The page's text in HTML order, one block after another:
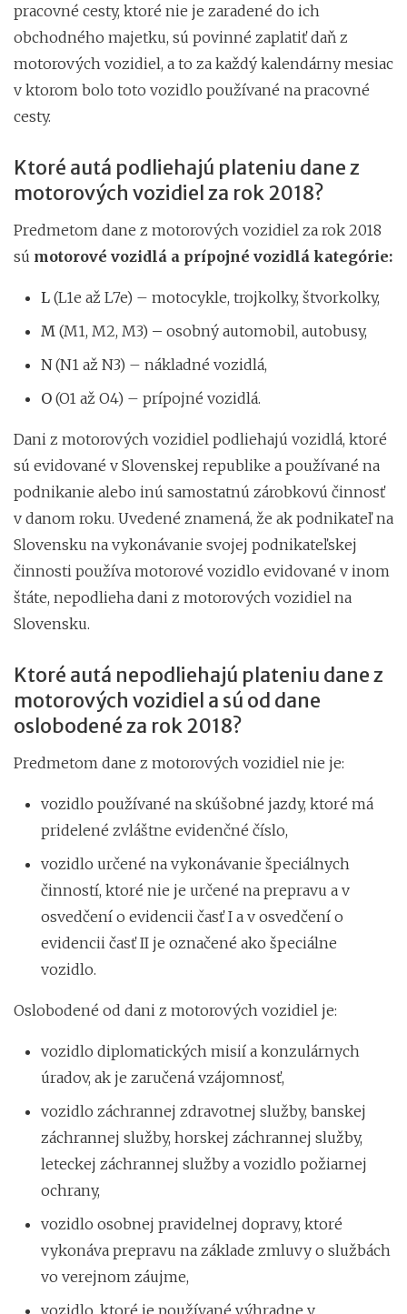
pracovné cesty, ktoré nie je zaradené do ich
obchodného majetku, sú povinné zaplatiť daň z
motorových vozidiel, a to za každý kalendárny mesiac
v ktorom bolo toto vozidlo používané na pracovné
cesty.
Ktoré autá podliehajú plateniu dane z
motorových vozidiel za rok 2018?
Predmetom dane z motorových vozidiel za rok 2018
sú motorové vozidlá a prípojné vozidlá kategórie:
L (L1e až L7e) – motocykle, trojkolky, štvorkolky,
M (M1, M2, M3) – osobný automobil, autobusy,
N(N1 až N3) – nákladné vozidlá,
O (O1 až O4) – prípojné vozidlá.
Dani z motorových vozidiel podliehajú vozidlá, ktoré
sú evidované v Slovenskej republike a používané na
podnikanie alebo inú samostatnú zárobkovú činnosť
v danom roku. Uvedené znamená, že ak podnikateľ na
Slovensku na vykonávanie svojej podnikateľskej
činnosti používa motorové vozidlo evidované v inom
štáte, nepodlieha dani z motorových vozidiel na
Slovensku.
Ktoré autá nepodliehajú plateniu dane z
motorových vozidiel a sú od dane
oslobodené za rok 2018?
Predmetom dane z motorových vozidiel nie je:
vozidlo používané na skúšobné jazdy, ktoré má
pridelené zvláštne evidenčné číslo,
vozidlo určené na vykonávanie špeciálnych
činností, ktoré nie je určené na prepravu a v
osvedčení o evidencii časť I a v osvedčení o
evidencii časť II je označené ako špeciálne
vozidlo.
Oslobodené od dani z motorových vozidiel je:
vozidlo diplomatických misií a konzulárnych
úradov, ak je zaručená vzájomnosť,
vozidlo záchrannej zdravotnej služby, banskej
záchrannej služby, horskej záchrannej služby,
leteckej záchrannej služby a vozidlo požiarnej
ochrany,
vozidlo osobnej pravidelnej dopravy, ktoré
vykonáva prepravu na základe zmluvy o službách
vo verejnom záujme,
vozidlo, ktoré je používané výhradne v